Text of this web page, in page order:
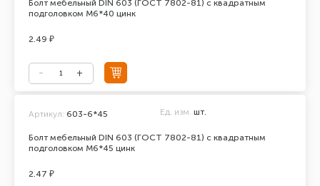
Болт мебельный DIN 603 (ГОСТ 7802-81) с квадратным
подголовком М6*40 цинк
2.49 ₽
Болт мебельный DIN 603 (ГОСТ 7802-81) с квадратным
подголовком М6*45 цинк
Артикул: 603-6*45 Ед. изм. шт.
2.47 ₽